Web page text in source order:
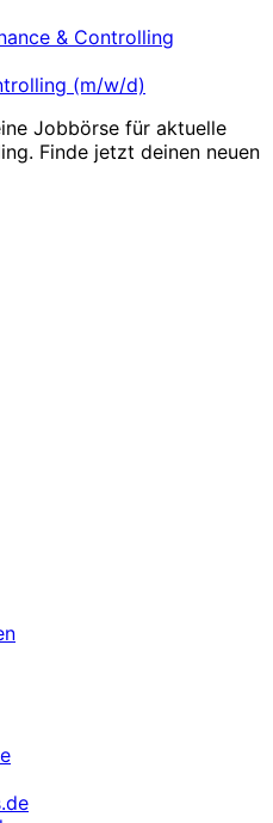
& Controlling
(m/w/d)
Jobbörse für aktuelle
Finde jetzt deinen neuen